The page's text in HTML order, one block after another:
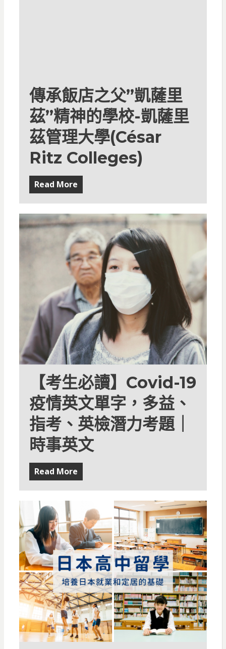
傳承飯店之父”凱薩里
茲”精神的學校-凱薩里
茲管理大學(César
Ritz Colleges)
Read More
【考生必讀】Covid-19
疫情英文單字，多益、
指考、英檢潛力考題｜
時事英文
Read More